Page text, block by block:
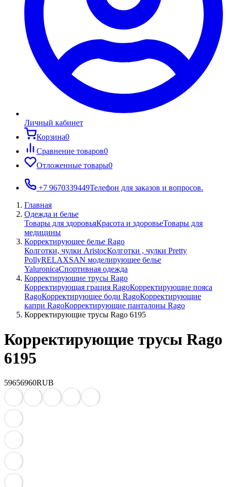
Личный кабинет
Корзина0
Сравнение товаров0
Отложенные товары0
+7 9670339449Телефон для заказов и вопросов.
Главная
Одежда и белье
Товары для здоровьяКрасота и здоровьеТовары для
медицины
Корректирующее белье Rago
Колготки, чулки AristocКолготки , чулки Pretty
PollyRELAXSAN моделирующее белье
YaluroniсaСпортивная одежда
Корректирующие трусы Rago
Корректирующая грация RagoКорректирующие пояса
RagoКорректирующее боди RagoКорректирующие
капри RagoКорректирующие панталоны Rago
Корректирующие трусы Rago 6195
Корректирующие трусы Rago
6195
59656960RUB